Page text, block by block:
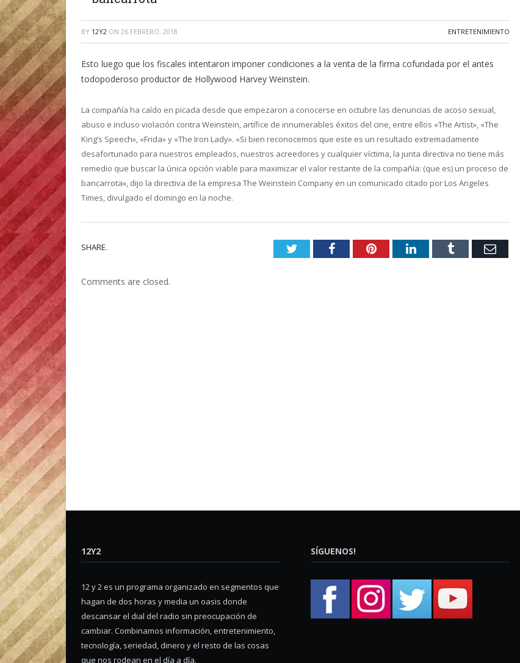
BY 12Y2 ON 26 FEBRERO, 2018 ENTRETENIMIENTO
Esto luego que los fiscales intentaron imponer condiciones a la venta de la firma cofundada por el antes
todopoderoso productor de Hollywood Harvey Weinstein.
La compañía ha caído en picada desde que empezaron a conocerse en octubre las denuncias de acoso sexual,
abuso e incluso violación contra Weinstein, artífice de innumerables éxitos del cine, entre ellos «The Artist», «The
King’s Speech», «Frida» y «The Iron Lady». «Si bien reconocemos que este es un resultado extremadamente
desafortunado para nuestros empleados, nuestros acreedores y cualquier víctima, la junta directiva no tiene más
remedio que buscar la única opción viable para maximizar el valor restante de la compañía: (que es) un proceso de
bancarrota», dijo la directiva de la empresa The Weinstein Company en un comunicado citado por Los Angeles
Times, divulgado el domingo en la noche.
SHARE. TwitterFacebookPinterestLinkedInTumblr Email
Comments are closed.
12Y2
12 y 2 es un programa organizado en segmentos que
hagan de dos horas y media un oasis donde
descansar el dial del radio sin preocupación de
cambiar. Combinamos información, entretenimiento,
tecnología, seriedad, dinero y el resto de las cosas
que nos rodean en el día a día.
SÍGUENOS!